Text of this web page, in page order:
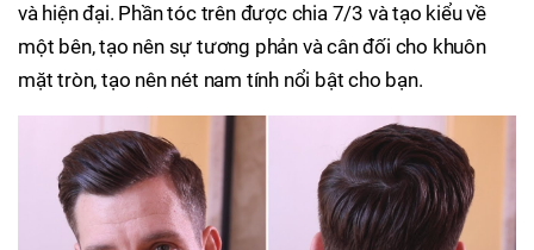
và hiện đại. Phần tóc trên được chia 7/3 và tạo kiểu về
một bên, tạo nên sự tương phản và cân đối cho khuôn
mặt tròn, tạo nên nét nam tính nổi bật cho bạn.